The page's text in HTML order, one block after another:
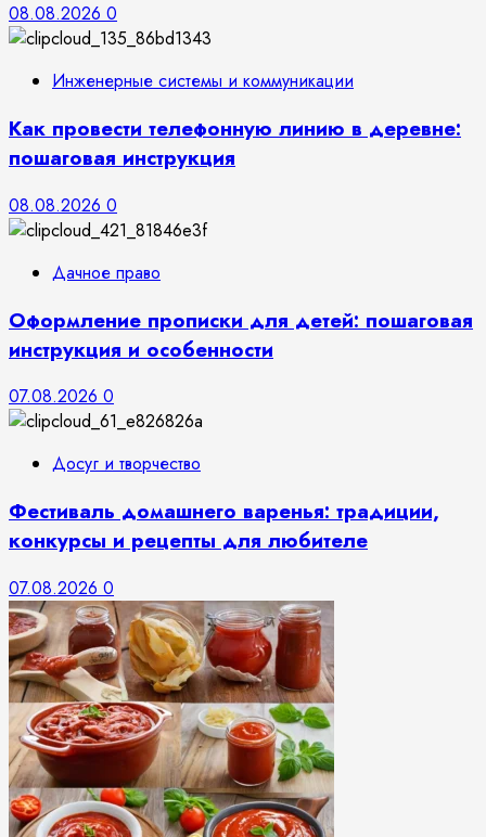
08.08.2026 0
Инженерные системы и коммуникации
Как провести телефонную линию в деревне:
пошаговая инструкция
08.08.2026 0
Дачное право
Оформление прописки для детей: пошаговая
инструкция и особенности
07.08.2026 0
Досуг и творчество
Фестиваль домашнего варенья: традиции,
конкурсы и рецепты для любителе
07.08.2026 0